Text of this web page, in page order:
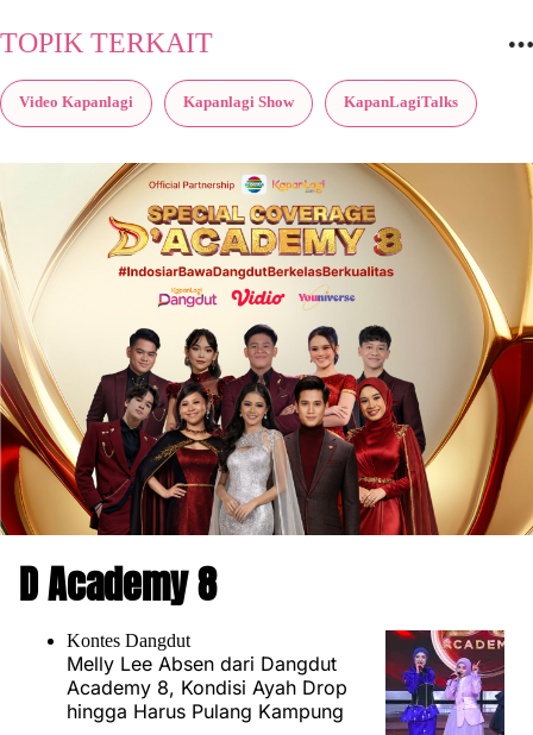
TOPIK TERKAIT
Video Kapanlagi Kapanlagi Show KapanLagiTalks
D Academy 8
Kontes Dangdut
Melly Lee Absen dari Dangdut
Academy 8, Kondisi Ayah Drop
hingga Harus Pulang Kampung